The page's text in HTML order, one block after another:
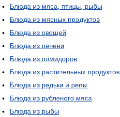
Блюда из мяса, птицы, рыбы
Блюда из мясных продуктов
Блюда из овощей
Блюда из печени
Блюда из помидоров
Блюда из растительных продуктов
Блюда из редьки и репы
Блюда из рубленого мяса
Блюда из рыбы